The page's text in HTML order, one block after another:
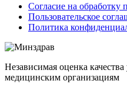
Согласие на обработку
Пользовательское
Политика
Независимая оценка
медицинским организациям